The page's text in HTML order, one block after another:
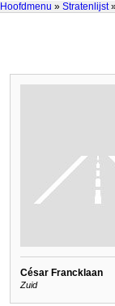
Hoofdmenu » Stratenlijst
César Francklaan
Zuid